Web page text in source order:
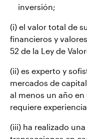
inversión;
(i) el valor total de
financieros y
52 de la Ley de
(ii) es experto y
mercados de
al menos un año
requiere
(iii) ha realizado